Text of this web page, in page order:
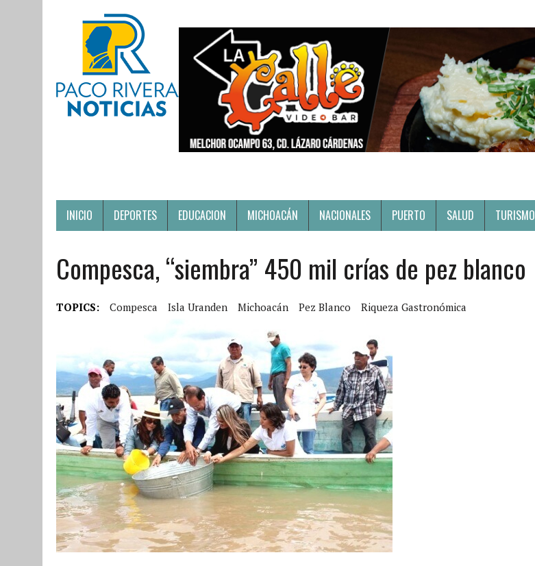
INICIO DEPORTES EDUCACION MICHOACÁN NACIONALES PUERTO SALUD TURISMO
Compesca, “siembra” 450 mil crías de pez blanco
TOPICS: Compesca Isla Uranden Michoacán Pez Blanco Riqueza Gastronómica